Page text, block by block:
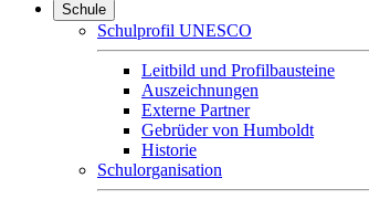
Schule
Schulprofil UNESCO
Leitbild und Profilbausteine
Auszeichnungen
Externe Partner
Gebrüder von Humboldt
Historie
Schulorganisation